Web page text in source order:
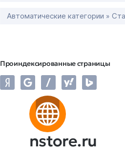
Автоматические категории »
Проиндексированные страницы
nstore.ru